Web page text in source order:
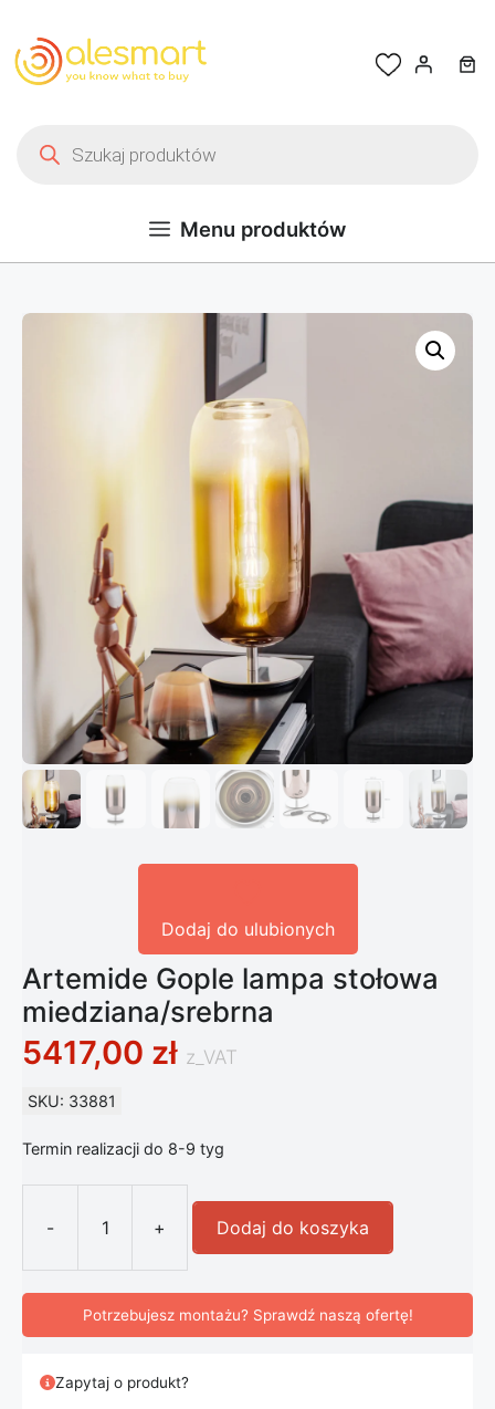
Menu produktów
Dodaj do ulubionych
Artemide Gople lampa stołowa
miedziana/srebrna
5417,00 zł z_VAT
SKU: 33881
Termin realizacji do 8-9 tyg
-
ilość Artemide Gople lampa
+ Dodaj do koszyka
Potrzebujesz montażu? Sprawdź naszą ofertę!
Zapytaj o produkt?